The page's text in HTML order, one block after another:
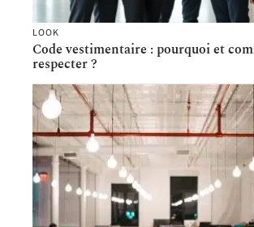
LOOK
Code vestimentaire : pourquoi et
respecter ?